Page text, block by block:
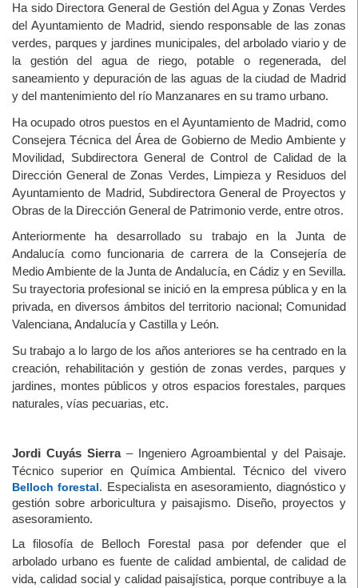
Ha sido Directora General de Gestión del Agua y Zonas Verdes
del Ayuntamiento de Madrid, siendo responsable de las zonas
verdes, parques y jardines municipales, del arbolado viario y de
la gestión del agua de riego, potable o regenerada, del
saneamiento y depuración de las aguas de la ciudad de Madrid
y del mantenimiento del río Manzanares en su tramo urbano.
Ha ocupado otros puestos en el Ayuntamiento de Madrid, como
Consejera Técnica del Área de Gobierno de Medio Ambiente y
Movilidad, Subdirectora General de Control de Calidad de la
Dirección General de Zonas Verdes, Limpieza y Residuos del
Ayuntamiento de Madrid, Subdirectora General de Proyectos y
Obras de la Dirección General de Patrimonio verde, entre otros.
Anteriormente ha desarrollado su trabajo en la Junta de
Andalucía como funcionaria de carrera de la Consejería de
Medio Ambiente de la Junta de Andalucía, en Cádiz y en Sevilla.
Su trayectoria profesional se inició en la empresa pública y en la
privada, en diversos ámbitos del territorio nacional; Comunidad
Valenciana, Andalucía y Castilla y León.
Su trabajo a lo largo de los años anteriores se ha centrado en la
creación, rehabilitación y gestión de zonas verdes, parques y
jardines, montes públicos y otros espacios forestales, parques
naturales, vías pecuarias, etc.
Jordi Cuyás Sierra– Ingeniero Agroambiental y del Paisaje.
Técnico superior en Química Ambiental. Técnico del vivero
Belloch forestal. Especialista en asesoramiento, diagnóstico y
gestión sobre arboricultura y paisajismo. Diseño, proyectos y
asesoramiento.
La filosofía de Belloch Forestal pasa por defender que el
arbolado urbano es fuente de calidad ambiental, de calidad de
vida, calidad social y calidad paisajística, porque contribuye a la